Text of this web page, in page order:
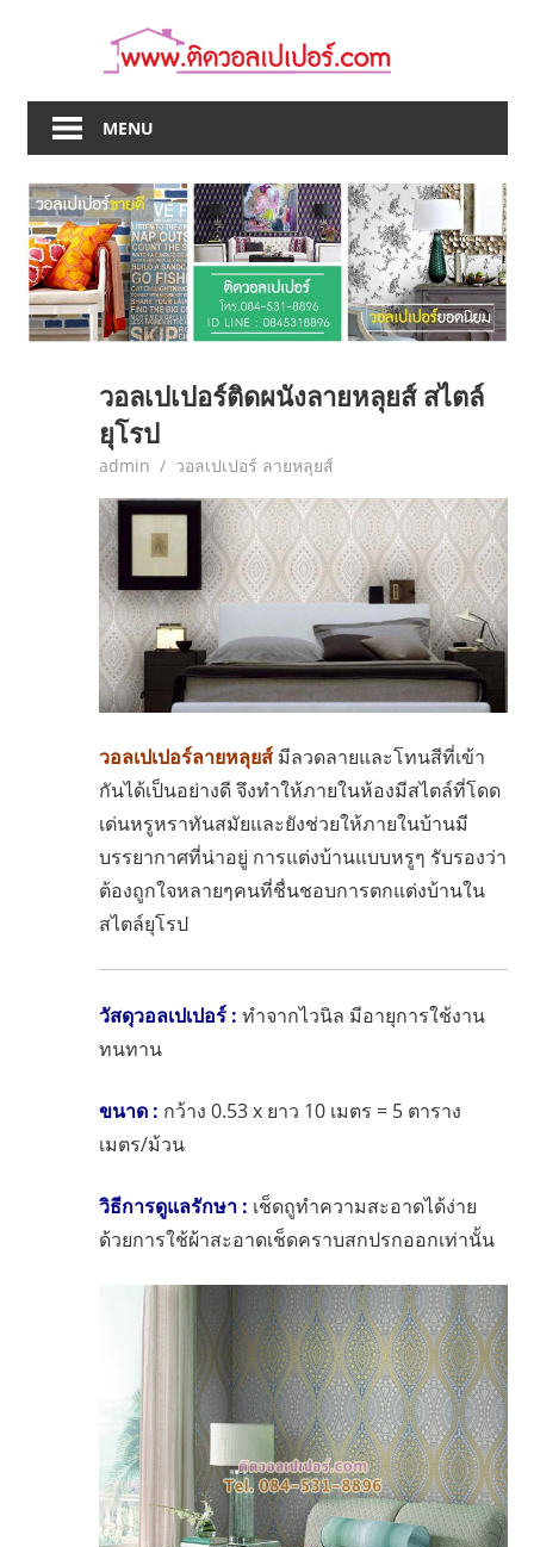
MENU
วอลเปเปอร์ติดผนังลายหลุยส์ สไตล์
ยุโรป
June 9, 2017
admin วอลเปเปอร์ ลายหลุยส์
วอลเปเปอร์ลายหลุยส์ มีลวดลายและโทนสีที่เข้า
กันได้เป็นอย่างดี จึงทำให้ภายในห้องมีสไตล์ที่โดด
เด่นหรูหราทันสมัยและยังช่วยให้ภายในบ้านมี
บรรยากาศที่น่าอยู่ การแต่งบ้านแบบหรูๆ รับรองว่า
ต้องถูกใจหลายๆคนที่ชื่นชอบการตกแต่งบ้านใน
สไตล์ยุโรป
วัสดุวอลเปเปอร์ : ทำจากไวนิล มีอายุการใช้งาน
ทนทาน
ขนาด : กว้าง 0.53 x ยาว 10 เมตร = 5 ตาราง
เมตร/ม้วน
วิธีการดูแลรักษา : เช็ดถูทำความสะอาดได้ง่าย
ด้วยการใช้ผ้าสะอาดเช็ดคราบสกปรกออกเท่านั้น